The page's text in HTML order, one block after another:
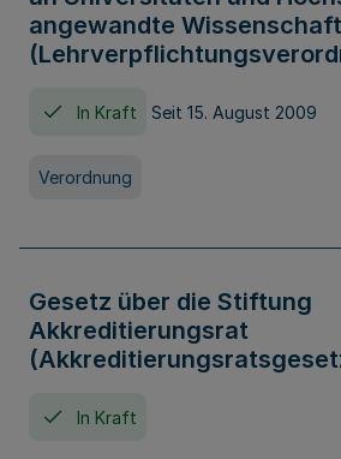
angewandte
In Kraft Seit 15. August 2009
Verordnung
Gesetz über die Stiftung
Akkreditierungsrat
In Kraft